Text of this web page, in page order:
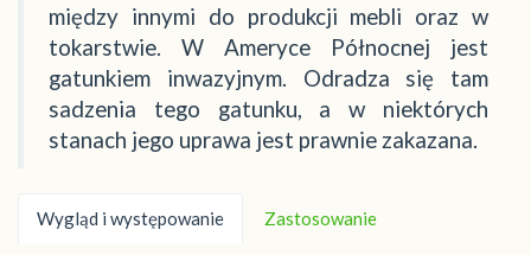
między innymi do produkcji mebli oraz w
tokarstwie. W Ameryce Północnej jest
gatunkiem inwazyjnym. Odradza się tam
sadzenia tego gatunku, a w niektórych
stanach jego uprawa jest prawnie zakazana.
Wygląd i występowanie Zastosowanie